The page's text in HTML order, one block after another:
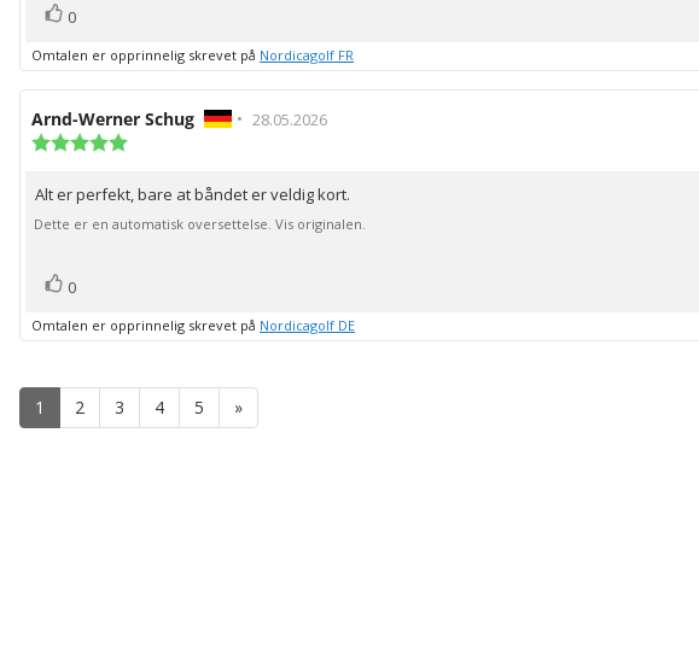
Liker
0
Omtalen er opprinnelig skrevet på Nordicagolf FR
Forfatter:
Arnd-Werner Schug • Omtaledato:
28.05.2026
5
mulige
Omtaletekst:
Alt er perfekt, bare at båndet er veldig kort.
Dette er en automatisk oversettelse. Vis originalen.
Liker
0
Omtalen er opprinnelig skrevet på Nordicagolf DE
1 2 3 4 5 »